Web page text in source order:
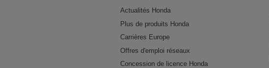
Actualités Honda
Plus de produits Honda
Carrières Europe
Offres d'emploi réseaux
Concession de licence Honda